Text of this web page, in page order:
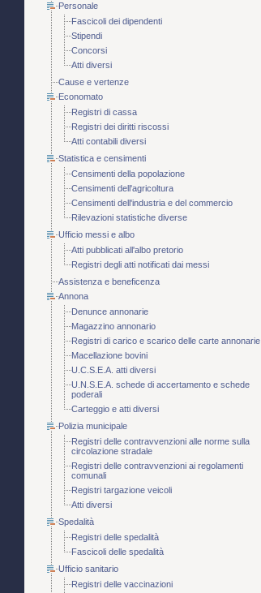
Personale
Fascicoli dei dipendenti
Stipendi
Concorsi
Atti diversi
Cause e vertenze
Economato
Registri di cassa
Registri dei diritti riscossi
Atti contabili diversi
Statistica e censimenti
Censimenti della popolazione
Censimenti dell'agricoltura
Censimenti dell'industria e del commercio
Rilevazioni statistiche diverse
Ufficio messi e albo
Atti pubblicati all'albo pretorio
Registri degli atti notificati dai messi
Assistenza e beneficenza
Annona
Denunce annonarie
Magazzino annonario
Registri di carico e scarico delle carte annonarie
Macellazione bovini
U.C.S.E.A. atti diversi
U.N.S.E.A. schede di accertamento e schede
poderali
Carteggio e atti diversi
Polizia municipale
Registri delle contravvenzioni alle norme sulla
circolazione stradale
Registri delle contravvenzioni ai regolamenti
comunali
Registri targazione veicoli
Atti diversi
Spedalità
Registri delle spedalità
Fascicoli delle spedalità
Ufficio sanitario
Registri delle vaccinazioni